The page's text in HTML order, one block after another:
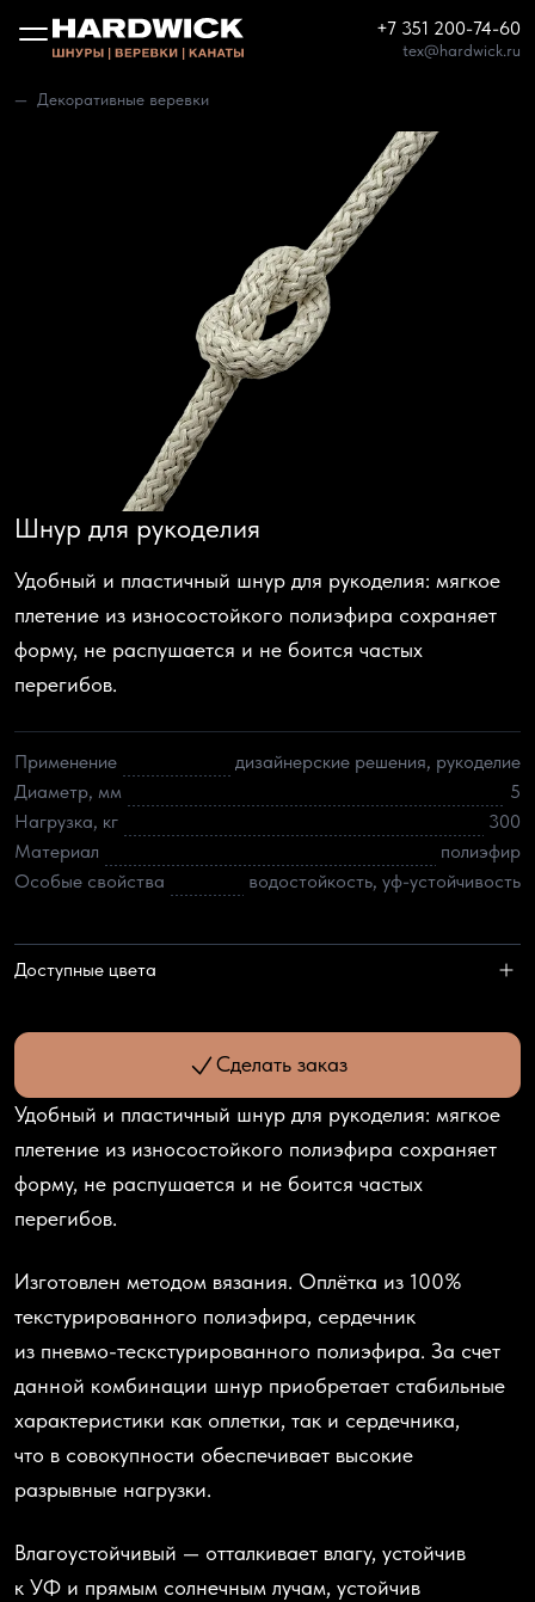
+7 351 200-74-60
tex@hardwick.ru
Декоративные веревки
Шнур для рукоделия
Удобный и пластичный шнур для рукоделия: мягкое
плетение из износостойкого полиэфира сохраняет
форму, не распушается и не боится частых
перегибов.
Применение
дизайнерские решения, рукоделие
Диаметр, мм
5
Нагрузка, кг
300
Материал
полиэфир
Особые свойства
водостойкость, уф-устойчивость
Доступные цвета
Сделать заказ
Удобный и пластичный шнур для рукоделия: мягкое
плетение из износостойкого полиэфира сохраняет
форму, не распушается и не боится частых
перегибов.
Изготовлен методом вязания. Оплётка из 100%
текстурированного полиэфира, сердечник
из пневмо-тескстурированного полиэфира. За счет
данной комбинации шнур приобретает стабильные
характеристики как оплетки, так и сердечника,
что в совокупности обеспечивает высокие
разрывные нагрузки.
Влагоустойчивый — отталкивает влагу, устойчив
к УФ и прямым солнечным лучам, устойчив